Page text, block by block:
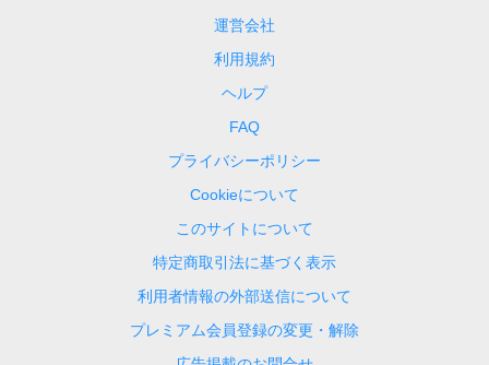
運営会社
利用規約
ヘルプ
FAQ
プライバシーポリシー
Cookieについて
このサイトについて
特定商取引法に基づく表示
利用者情報の外部送信について
プレミアム会員登録の変更・解除